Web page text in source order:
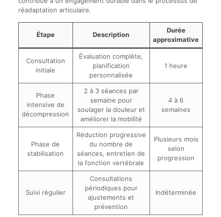
réadaptation articulaire.
Étape Description
Durée
approximative
Consultation
initiale
Évaluation complète,
planification
personnalisée
1 heure
Phase
intensive de
décompression
2 à 3 séances par
semaine pour
soulager la douleur et
améliorer la mobilité
4 à 6
semaines
Phase de
stabilisation
Réduction progressive
du nombre de
séances, entretien de
la fonction vertébrale
Plusieurs mois
selon
progression
Suivi régulier
Consultations
périodiques pour
ajustements et
prévention
Indéterminée